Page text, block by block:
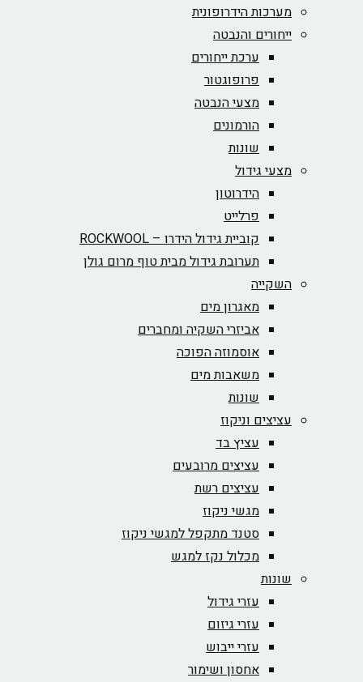
מערכות הידרופונית
ייחורים והנבטה
ערכת ייחורים
פרופוגטור
מצעי הנבטה
הורמונים
שונות
מצעי גידול
הידרוטון
פרלייט
קוביית גידול הידרו – ROCKWOOL‏
תערובת גידול מבית טוף מרום גולן
השקייה
מאגרון מים
אביזרי השקיה ומחברים
אוסמוזה הפוכה
משאבות מים
שונות
עציצים וניקוז
עציץ בד
עציצים מרובעים
עציצים רשת
מגשי ניקוז
סטנד מתקפל למגשי ניקוז
מכלול נקז למגש
שונות
עזרי גידול
עזרי גיזום
עזרי ייבוש
אחסון ושימור